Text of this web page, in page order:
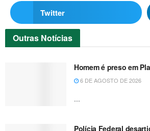
Twitter
Outras Notícias
Homem é preso em
6 DE AGOSTO DE 2026
...
Polícia Federal